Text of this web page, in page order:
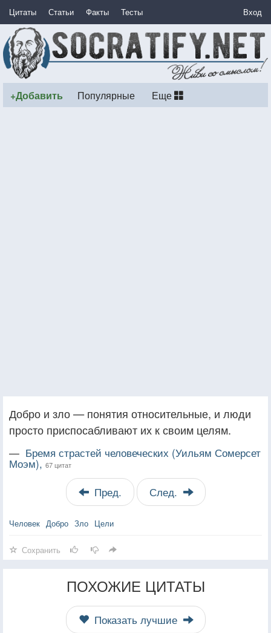
Цитаты Статьи Факты Тесты Вход
+Добавить Популярные Еще
Добро и зло — понятия относительные, и люди
просто приспосабливают их к своим целям.
— Бремя страстей человеческих (Уильям Сомерсет
Моэм), 67 цитат
Пред. След.
Человек Добро Зло Цели
Сохранить
ПОХОЖИЕ ЦИТАТЫ
Показать лучшие